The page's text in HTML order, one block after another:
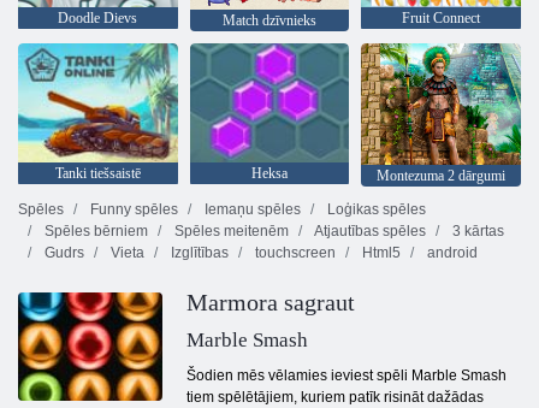
Doodle Dievs Match dzīvnieks Fruit Connect
Tanki tiešsaistē Heksa
Montezuma 2 dārgumi
Spēles
Funny spēles Iemaņu spēles
Loģikas spēles
Spēles bērniem
Spēles meitenēm Atjautības spēles
3 kārtas
Gudrs
Vieta Izglītības touchscreen Html5 android
Marmora sagraut
Marble Smash
Šodien mēs vēlamies ieviest spēli Marble Smash
tiem spēlētājiem, kuriem patīk risināt dažādas